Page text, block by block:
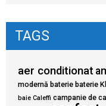
TAGS
aer conditionat
modernă baterie baterie
baie Caleffi campanie de